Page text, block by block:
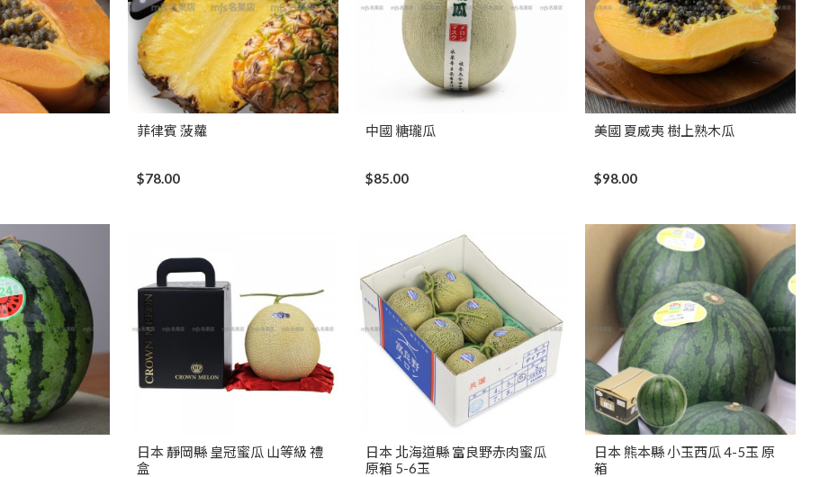
菲律賓 菠蘿
$78.00
中國 糖瓏瓜
$85.00
美國 夏威夷 樹上熟木瓜
$98.00
日本 靜岡縣 皇冠蜜瓜 山等級 禮
盒
日本 北海道縣 富良野赤肉蜜瓜
原箱 5-6玉
日本 熊本縣 小玉西瓜 4-5玉 原
箱